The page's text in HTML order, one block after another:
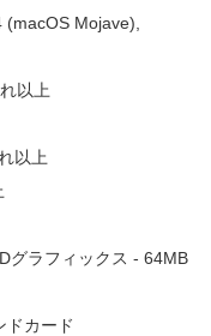
Mojave),
以上
以上
グラフィックス - 64MB
ドカード